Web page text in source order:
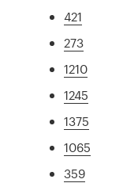
421
273
1210
1245
1375
1065
359